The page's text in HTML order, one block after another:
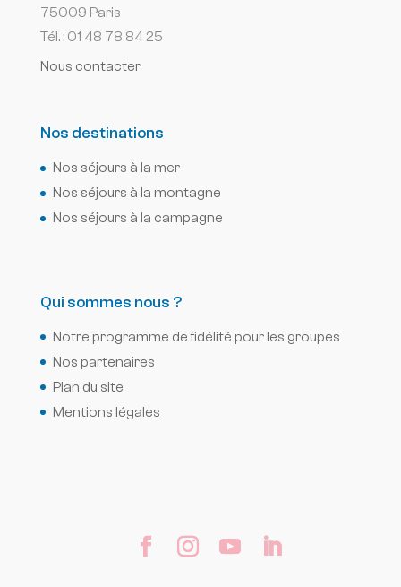
75009 Paris
Tél. : 01 48 78 84 25
Nous contacter
Nos destinations
Nos séjours à la mer
Nos séjours à la montagne
Nos séjours à la campagne
Qui sommes nous ?
Notre programme de fidélité pour les groupes
Nos partenaires
Plan du site
Mentions légales